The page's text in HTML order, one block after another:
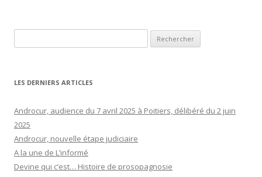
LES DERNIERS ARTICLES
Androcur, audience du 7 avril 2025 à Poitiers, délibéré du 2 juin
2025
Androcur, nouvelle étape judiciaire
A la une de L’informé
Devine qui c’est… Histoire de prosopagnosie